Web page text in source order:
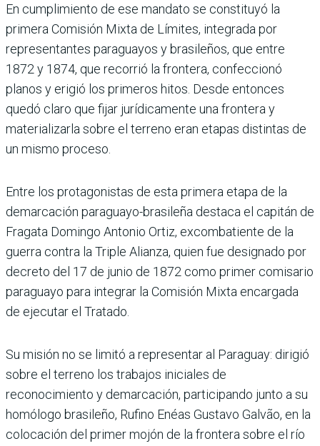
En cumplimiento de ese mandato se constituyó la
primera Comisión Mixta de Límites, integrada por
representantes paraguayos y brasileños, que entre
1872 y 1874, que recorrió la frontera, confeccionó
planos y erigió los primeros hitos. Desde entonces
quedó claro que fijar jurídicamente una frontera y
materializarla sobre el terreno eran etapas distintas de
un mismo proceso.
Entre los protagonistas de esta primera etapa de la
demarcación paraguayo-brasileña destaca el capitán de
Fragata Domingo Antonio Ortiz, excombatiente de la
guerra contra la Triple Alianza, quien fue designado por
decreto del 17 de junio de 1872 como primer comisario
paraguayo para integrar la Comisión Mixta encargada
de ejecutar el Tratado.
Su misión no se limitó a representar al Paraguay: dirigió
sobre el terreno los trabajos iniciales de
reconocimiento y demarcación, participando junto a su
homólogo brasileño, Rufino Enéas Gustavo Galvão, en la
colocación del primer mojón de la frontera sobre el río